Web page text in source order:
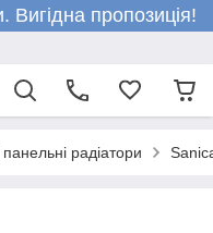
Вигідна пропозиція!
радіатори